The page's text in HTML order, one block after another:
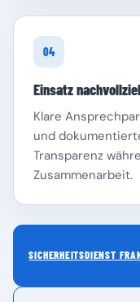
04
Einsatz
Klare
und
Transparenz
Zusammenarbeit.
SICHERHEITSDIENST